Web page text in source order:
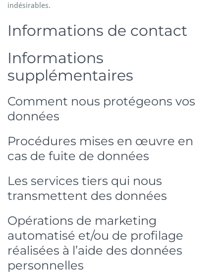
indésirables.
Informations de contact
Informations
supplémentaires
Comment nous protégeons vos
données
Procédures mises en œuvre en
cas de fuite de données
Les services tiers qui nous
transmettent des données
Opérations de marketing
automatisé et/ou de profilage
réalisées à l’aide des données
personnelles